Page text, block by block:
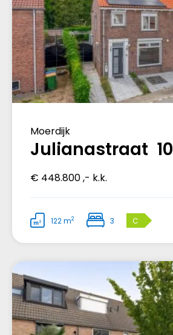
Moerdijk
Julianastraat 10
€ 448.800 ,- k.k.
122 m2 3 C